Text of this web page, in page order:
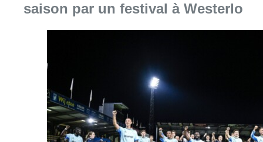
saison par un festival à Westerlo